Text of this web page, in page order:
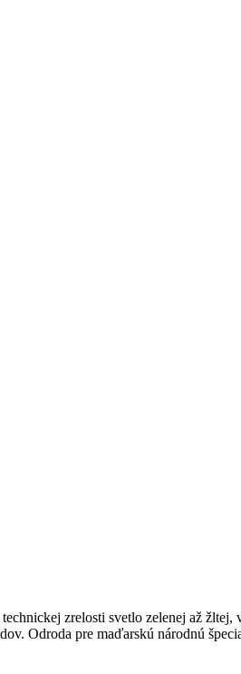
zrelosti svetlo zelenej až
Odroda pre maďarskú národnú